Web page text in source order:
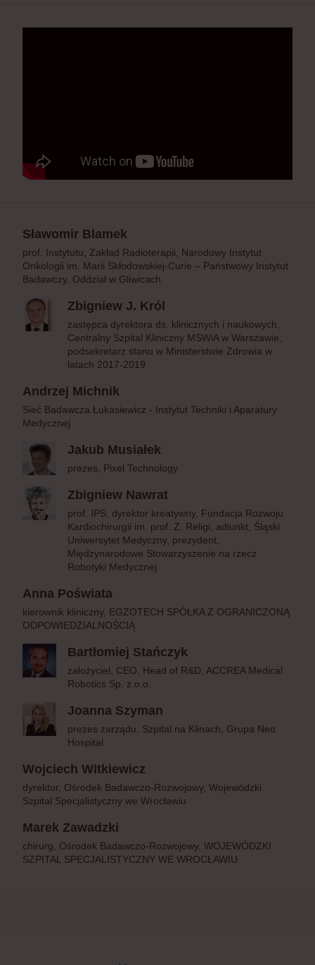
Sławomir Blamek
prof. Instytutu, Zakład Radioterapii, Narodowy Instytut
Onkologii im. Marii Skłodowskiej-Curie – Państwowy Instytut
Badawczy, Oddział w Gliwicach
Zbigniew J. Król
zastępca dyrektora ds. klinicznych i naukowych,
Centralny Szpital Kliniczny MSWiA w Warszawie,
podsekretarz stanu w Ministerstwie Zdrowia w
latach 2017-2019
Andrzej Michnik
Sieć Badawcza Łukasiewicz - Instytut Techniki i Aparatury
Medycznej
Jakub Musiałek
prezes, Pixel Technology
Zbigniew Nawrat
prof. IPS, dyrektor kreatywny, Fundacja Rozwoju
Kardiochirurgii im. prof. Z. Religi, adiunkt, Śląski
Uniwersytet Medyczny, prezydent,
Międzynarodowe Stowarzyszenie na rzecz
Robotyki Medycznej
Anna Poświata
kierownik kliniczny, EGZOTECH SPÓŁKA Z OGRANICZONĄ
ODPOWIEDZIALNOŚCIĄ
Bartłomiej Stańczyk
założyciel, CEO, Head of R&D, ACCREA Medical
Robotics Sp. z o.o.
Joanna Szyman
prezes zarządu, Szpital na Klinach, Grupa Neo
Hospital
Wojciech Witkiewicz
dyrektor, Ośrodek Badawczo-Rozwojowy, Wojewódzki
Szpital Specjalistyczny we Wrocławiu
Marek Zawadzki
chirurg, Ośrodek Badawczo-Rozwojowy, WOJEWÓDZKI
SZPITAL SPECJALISTYCZNY WE WROCŁAWIU